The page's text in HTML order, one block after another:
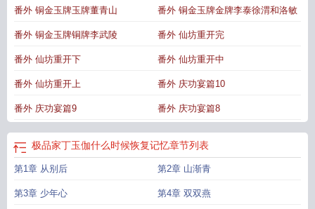
节极品家丁玉德仙坊新篇外皇室宗府 极品家丁玉德仙坊绿极品家丁仙儿师傅是
谁极品家丁玉霜渡佛气极品家丁玉德仙坊新篇.txt极品家丁仙儿死了没有
丁玉德仙坊新篇最新章节列表
极品家丁玉德仙坊新篇改编
篇番外庆功 极品家丁玉德仙坊新篇在哪里看 极品家丁玉德仙坊新篇 最新章节更
么时候恢复记忆?极品家丁翠玉坊 极品家丁玉德仙坊新篇txt
新篇番外仙坊重开极品家丁之玉德仙仿极品家丁玉德仙坊新篇番外皇室宗府极
品家丁玉伽右王极品家丁玉德仙改编 极品家丁仙儿结局是什么
坊新篇+笔趣阁极品家丁玉德仙坊新篇 笔趣阁极品家丁玉德仙坊新篇 后记极品
家丁作家极品家丁仙儿谁演的 极品家丁之玉的5仙坊极品家丁中仙儿结局
剧极品家丁仙儿结局
极品家丁仙儿最后结局是什么
番外 铜金玉牌玉牌董青山 番外 铜金玉牌金牌李泰徐渭和洛敏
番外 铜金玉牌铜牌李武陵 番外 仙坊重开完
番外 仙坊重开下 番外 仙坊重开中
番外 仙坊重开上 番外 庆功宴篇10
番外 庆功宴篇9 番外 庆功宴篇8
极品家丁玉伽什么时候恢复记忆章节列表
第1章 从别后 第2章 山渐青
第3章 少年心 第4章 双双燕